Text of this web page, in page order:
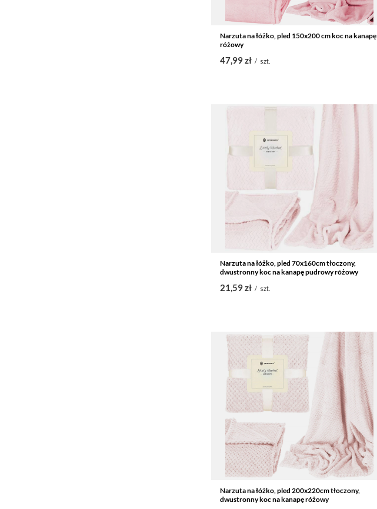
Narzuta na łóżko, pled 150x200 cm koc na kanapę
różowy
47,99 zł / szt.
Narzuta na łóżko, pled 70x160cm tłoczony,
dwustronny koc na kanapę pudrowy różowy
21,59 zł / szt.
Narzuta na łóżko, pled 200x220cm tłoczony,
dwustronny koc na kanapę różowy